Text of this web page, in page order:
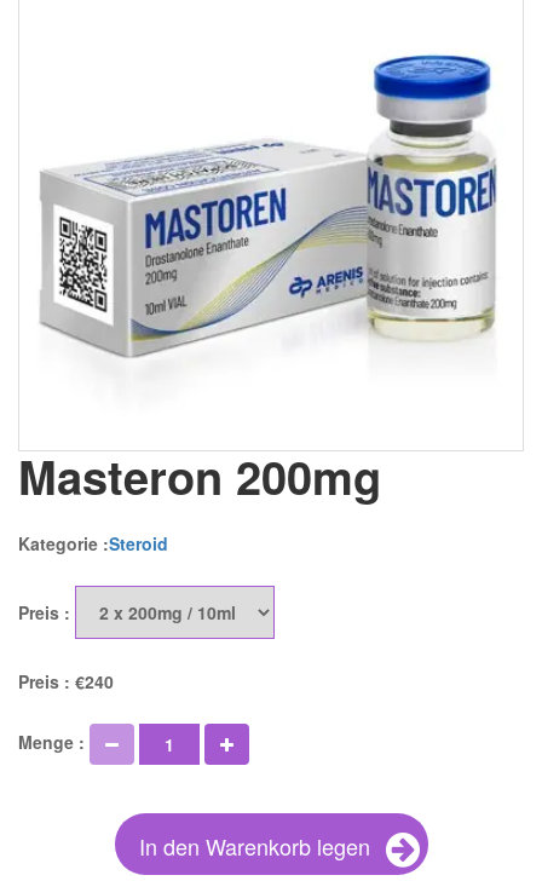
Masteron 200mg
Kategorie :Steroid
Preis :
Preis : €240
Menge :
In den Warenkorb legen